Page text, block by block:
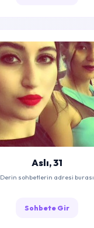
Aslı, 31
Derin sohbetlerin adresi burası
Sohbete Gir